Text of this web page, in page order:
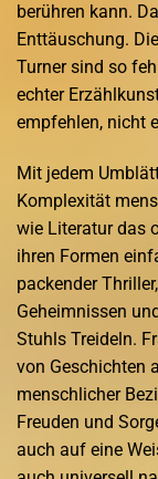
berühren kann.
Enttäuschung.
Turner sind so
echter
empfehlen, nicht
Mit jedem
Komplexität
wie Literatur das
ihren Formen
packender
Geheimnissen
Stuhls Treideln.
von Geschichten
menschlicher
Freuden und
auch auf eine